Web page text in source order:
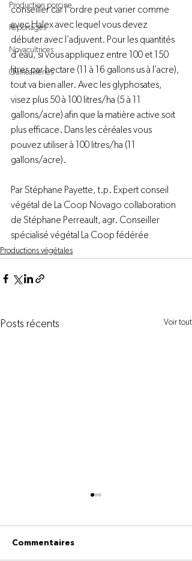
Production porcine
Reportages
Novacultrices
Quincailleries
conseiller car l’ordre peut varier comme
avec Halex avec lequel vous devez
débuter avec l’adjuvent. Pour les quantités
d’eau, si vous appliquez entre 100 et 150
litres par hectare (11 à 16 gallons us à l’acre),
tout va bien aller. Avec les glyphosates,
visez plus 50 à 100 litres/ha (5 à 11
gallons/acre) afin que la matière active soit
plus efficace. Dans les céréales vous
pouvez utiliser à 100 litres/ha (11
gallons/acre).
Par Stéphane Payette, t.p. Expert conseil
végétal de
La Coop Novago collaboration
de Stéphane Perreault, agr. Conseiller
spécialisé végétal
La Coop fédérée
Productions végétales
Posts récents Voir tout
Commentaires